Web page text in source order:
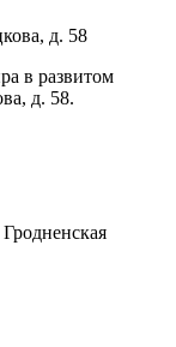
д. 58
в развитом
д. 58.